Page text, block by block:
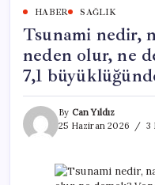
HABER SAĞLIK
Tsunami nedir,
neden olur, ne
7,1
By Can Yıldız
25 Haziran 2026
3